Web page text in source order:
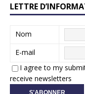
LETTRE
Nom
E-mail
I agree to my
receive newsletters